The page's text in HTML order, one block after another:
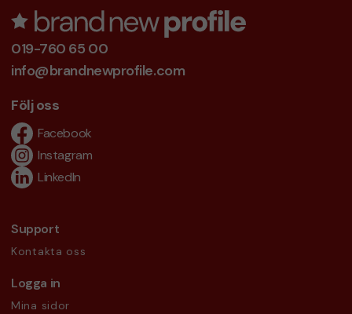
019-760 65 00
info@brandnewprofile.com
Följ oss
Facebook
Instagram
LinkedIn
Support
Kontakta oss
Logga in
Mina sidor